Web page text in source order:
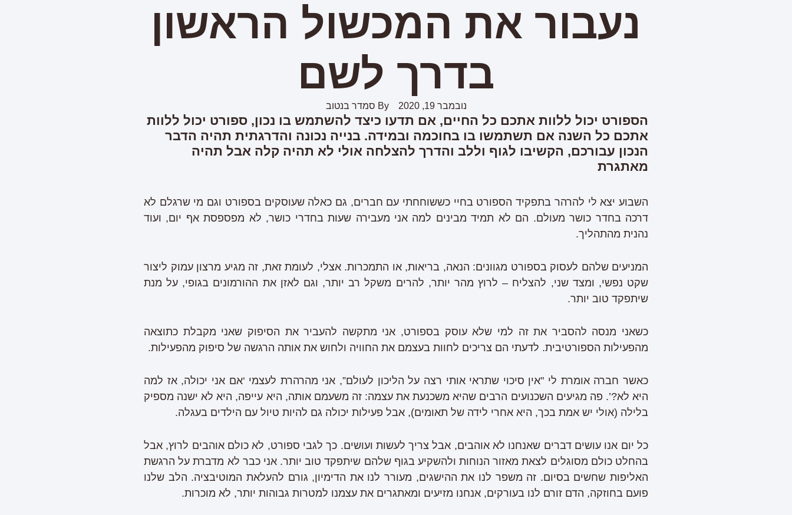
נעבור את המכשול הראשון
בדרך לשם
נובמבר 19, 2020 By סמדר בנטוב
הספורט יכול ללוות אתכם כל החיים, אם תדעו כיצד להשתמש בו נכון, ספורט יכול ללוות
אתכם כל השנה אם תשתמשו בו בחוכמה ובמידה. בנייה נכונה והדרגתית תהיה הדבר
הנכון עבורכם, הקשיבו לגוף וללב והדרך להצלחה אולי לא תהיה קלה אבל תהיה
מאתגרת
השבוע יצא לי להרהר בתפקיד הספורט בחיי כששוחחתי עם חברים, גם כאלה שעוסקים בספורט וגם מי שרגלם לא
דרכה בחדר כושר מעולם. הם לא תמיד מבינים למה אני מעבירה שעות בחדרי כושר, לא מפספסת אף יום, ועוד
נהנית מהתהליך.
המניעים שלהם לעסוק בספורט מגוונים: הנאה, בריאות, או התמכרות. אצלי, לעומת זאת, זה מגיע מרצון עמוק ליצור
שקט נפשי, ומצד שני, להצליח – לרוץ מהר יותר, להרים משקל רב יותר, וגם לאזן את ההורמונים בגופי, על מנת
שיתפקד טוב יותר.
כשאני מנסה להסביר את זה למי שלא עוסק בספורט, אני מתקשה להעביר את הסיפוק שאני מקבלת כתוצאה
מהפעילות הספורטיבית. לדעתי הם צריכים לחוות בעצמם את החוויה ולחוש את אותה הרגשה של סיפוק מהפעילות.
כאשר חברה אומרת לי "אין סיכוי שתראי אותי רצה על הליכון לעולם”, אני מהרהרת לעצמי ‘אם אני יכולה, אז למה
היא לא?’. פה מגיעים השכנועים הרבים שהיא משכנעת את עצמה: זה משעמם אותה, היא עייפה, היא לא ישנה מספיק
בלילה (אולי יש אמת בכך, היא אחרי לידה של תאומים), אבל פעילות יכולה גם להיות טיול עם הילדים בעגלה.
כל יום אנו עושים דברים שאנחנו לא אוהבים, אבל צריך לעשות ועושים. כך לגבי ספורט, לא כולם אוהבים לרוץ, אבל
בהחלט כולם מסוגלים לצאת מאזור הנוחות ולהשקיע בגוף שלהם שיתפקד טוב יותר. אני כבר לא מדברת על הרגשת
האליפות שחשים בסיום. זה משפר לנו את ההישגים, מעורר לנו את הדימיון, גורם להעלאת המוטיבציה. הלב שלנו
פועם בחוזקה, הדם זורם לנו בעורקים, אנחנו מזיעים ומאתגרים את עצמנו למטרות גבוהות יותר, לא מוכרות.